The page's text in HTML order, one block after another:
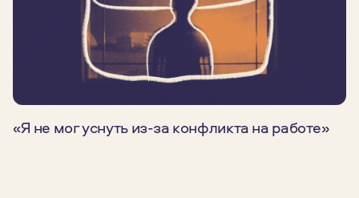
«Я не мог уснуть из-за конфликта на работе»